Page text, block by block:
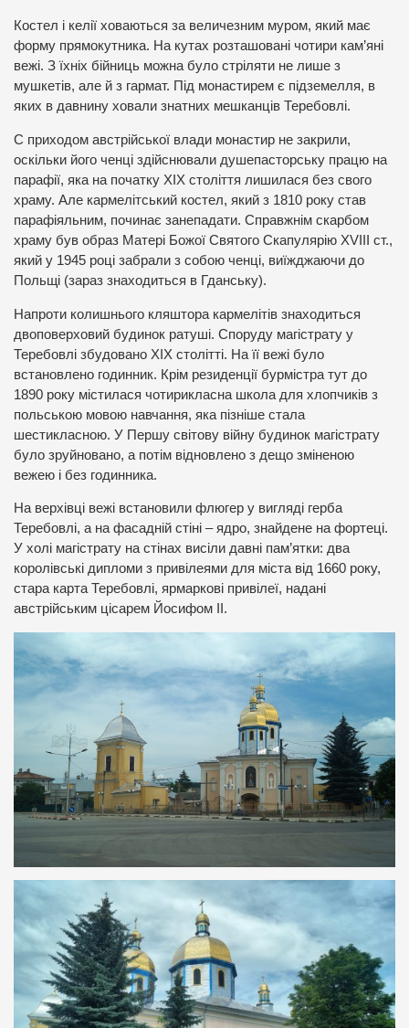
Костел і келії ховаються за величезним муром, який має
форму прямокутника. На кутах розташовані чотири кам’яні
вежі. З їхніх бійниць можна було стріляти не лише з
мушкетів, але й з гармат. Під монастирем є підземелля, в
яких в давнину ховали знатних мешканців Теребовлі.
С приходом австрійської влади монастир не закрили,
оскільки його ченці здійснювали душепасторську працю на
парафії, яка на початку ХІХ століття лишилася без свого
храму. Але кармелітський костел, який з 1810 року став
парафіяльним, починає занепадати. Справжнім скарбом
храму був образ Матері Божої Святого Скапулярію XVIII ст.,
який у 1945 році забрали з собою ченці, виїжджаючи до
Польщі (зараз знаходиться в Гданську).
Напроти колишнього кляштора кармелітів знаходиться
двоповерховий будинок ратуші. Споруду магістрату у
Теребовлі збудовано ХІХ столітті. На її вежі було
встановлено годинник. Крім резиденції бурмістра тут до
1890 року містилася чотирикласна школа для хлопчиків з
польською мовою навчання, яка пізніше стала
шестикласною. У Першу світову війну будинок магістрату
було зруйновано, а потім відновлено з дещо зміненою
вежею і без годинника.
На верхівці вежі встановили флюгер у вигляді герба
Теребовлі, а на фасадній стіні – ядро, знайдене на фортеці.
У холі магістрату на стінах висіли давні пам’ятки: два
королівські дипломи з привілеями для міста від 1660 року,
стара карта Теребовлі, ярмаркові привілеї, надані
австрійським цісарем Йосифом ІІ.